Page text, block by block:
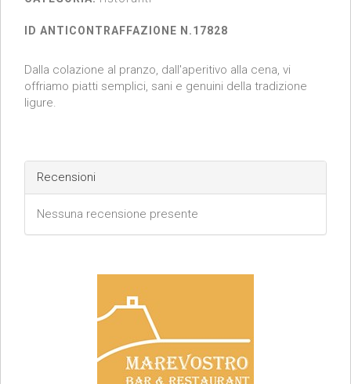
ID ANTICONTRAFFAZIONE N.17828
Dalla colazione al pranzo, dall'aperitivo alla cena, vi
offriamo piatti semplici, sani e genuini della tradizione
ligure.
Recensioni
Nessuna recensione presente